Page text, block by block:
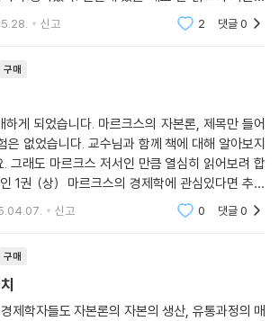
년대 초중반 런던은 책 값이 그 당시 한국보다 더
신고 2 댓글0
구매
하게 되었습니다. 마르크스의 자본론, 제목만 들어
은 없었습니다. 교수님과 함께 책에 대해 알아보지
그래도 마르크스 저서인 만큼 열심히 읽어보려 합
1권 (상) 마르크스의 경제학에 관심있다면 추천
신고 0 댓글0
구매
제학자들도 자본론의 자본의 생산, 유통과정의 매